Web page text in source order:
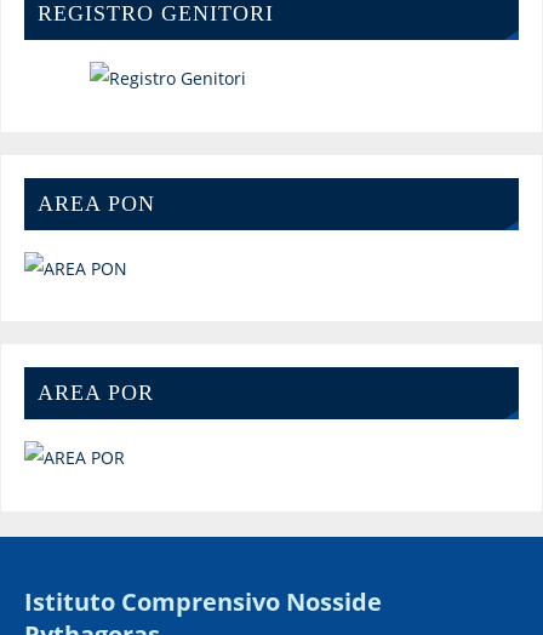
REGISTRO GENITORI
AREA PON
AREA POR
Istituto Comprensivo Nosside